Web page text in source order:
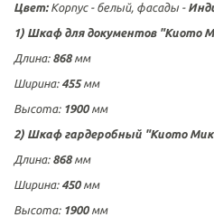
Цвет: Корпус - белый, фасады -
1) Шкаф для документов "Киото
Длина: 868мм
Ширина: 455мм
Высота: 1900мм
2) Шкаф гардеробный "Киото
Длина: 868мм
Ширина: 450 мм
Высота: 1900мм